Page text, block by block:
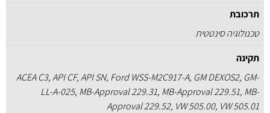
תרכובת
טכנולוגיה סינטטית
תקינה
ACEA C3, API CF, API SN, Ford WSS-M2C917-A, GM DEXOS2, GM-
LL-A-025, MB-Approval 229.31, MB-Approval 229.51, MB-
Approval 229.52, VW 505.00, VW 505.01